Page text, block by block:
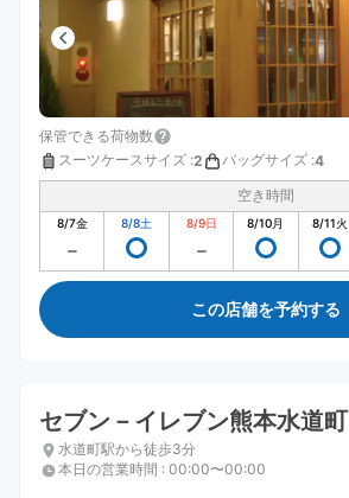
保管できる荷物数
スーツケースサイズ :2 バッグサイズ :4
空き時間
8/7金 8/8土 8/9日 8/10月 8/11火
この店舗を予約する
セブン－イレブン熊本水道町
水道町駅から徒歩3分
本日の営業時間 : 00:00〜00:00